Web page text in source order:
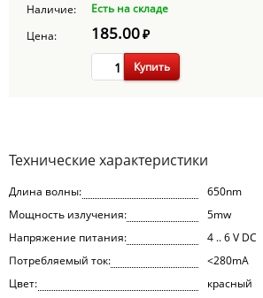
Наличие:
Есть на складе
Цена:
185.00₽
Купить
Технические характеристики
Длина волны:
650nm
Мощность излучения:
5mw
Напряжение питания:
4 .. 6 V DC
Потребляемый ток:
<280mA
Цвет:
красный